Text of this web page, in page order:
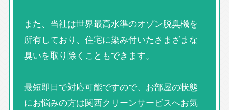
また、当社は世界最高水準のオゾン脱臭機を
所有しており、住宅に染み付いたさまざまな
臭いを取り除くこともできます。
最短即日で対応可能ですので、お部屋の状態
にお悩みの方は関西クリーンサービスへお気